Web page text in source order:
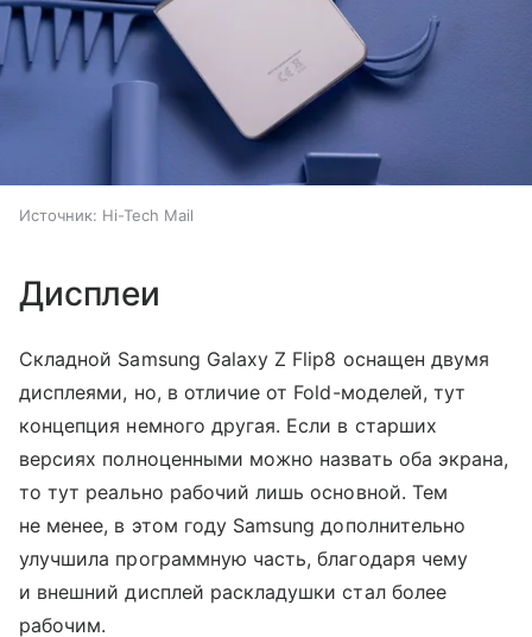
Источник: Hi-Tech Mail
Дисплеи
Складной Samsung Galaxy Z Flip8 оснащен двумя
дисплеями, но, в отличие от Fold-моделей, тут
концепция немного другая. Если в старших
версиях полноценными можно назвать оба экрана,
то тут реально рабочий лишь основной. Тем
не менее, в этом году Samsung дополнительно
улучшила программную часть, благодаря чему
и внешний дисплей раскладушки стал более
рабочим.